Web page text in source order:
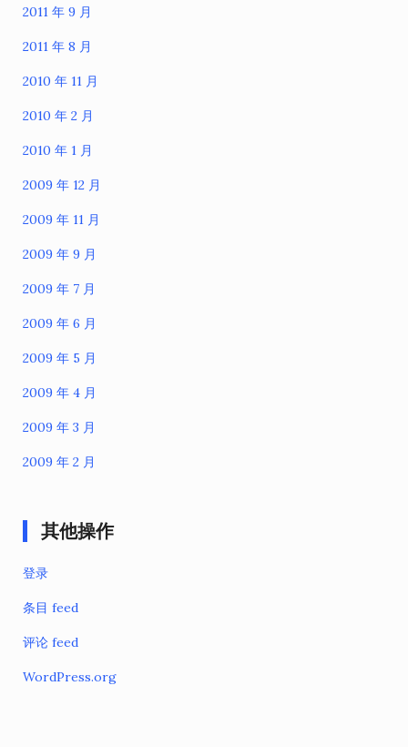
2011 年 9 月
2011 年 8 月
2010 年 11 月
2010 年 2 月
2010 年 1 月
2009 年 12 月
2009 年 11 月
2009 年 9 月
2009 年 7 月
2009 年 6 月
2009 年 5 月
2009 年 4 月
2009 年 3 月
2009 年 2 月
其他操作
登录
条目 feed
评论 feed
WordPress.org